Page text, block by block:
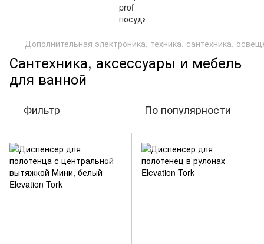
Дополнительная электроника, техника, сантехника,
Сантехника, аксессуары и мебель
для ванной
Фильтр По популярности